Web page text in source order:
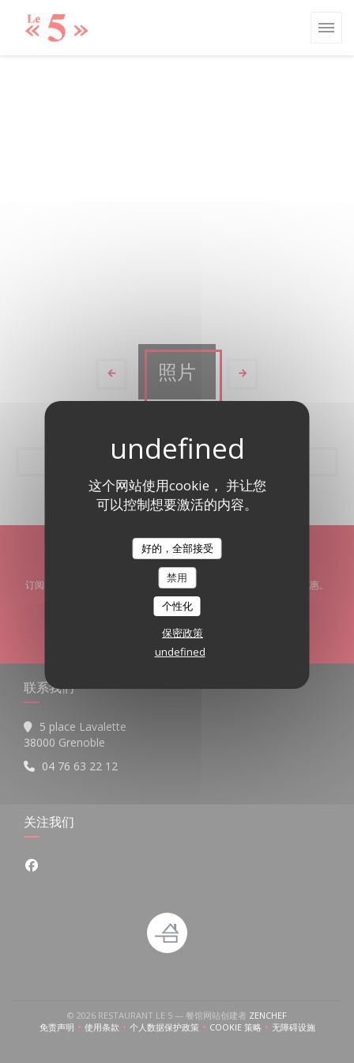
这个网站使用cookie， 并让您
可以控制想要激活的内容。
好的，全部接受
禁用
个性化
保密政策
undefined
照片
了解最新信息
订阅我们的时事通讯，通过电子邮件接收我们的个性化通讯和营销优惠。
联系我们
5 place Lavalette
38000 Grenoble
04 76 63 22 12
关注我们
Facebook ((在新窗口中打开))
© 2026 RESTAURANT LE 5 — 餐馆网站创建者 ZENCHEF((在新窗口中打开
免责声明((在新窗口中打开))
使用条款((在新窗口中打开))
个人数据保护政策((在新窗口中打开))
COOKIE 策略((在新窗口中打开))
无障碍设施
((在新窗口中打